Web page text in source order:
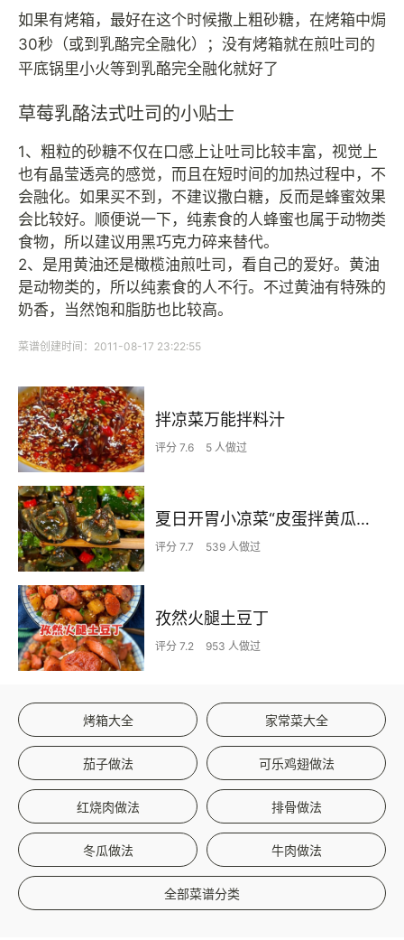
如果有烤箱，最好在这个时候撒上粗砂糖，在烤箱中焗
30秒（或到乳酪完全融化）；没有烤箱就在煎吐司的
平底锅里小火等到乳酪完全融化就好了
草莓乳酪法式吐司的小贴士
1、粗粒的砂糖不仅在口感上让吐司比较丰富，视觉上
也有晶莹透亮的感觉，而且在短时间的加热过程中，不
会融化。如果买不到，不建议撒白糖，反而是蜂蜜效果
会比较好。顺便说一下，纯素食的人蜂蜜也属于动物类
食物，所以建议用黑巧克力碎来替代。
2、是用黄油还是橄榄油煎吐司，看自己的爱好。黄油
是动物类的，所以纯素食的人不行。不过黄油有特殊的
奶香，当然饱和脂肪也比较高。
菜谱创建时间：2011-08-17 23:22:55
拌凉菜万能拌料汁
评分 7.6 5 人做过
夏日开胃小凉菜“皮蛋拌黄瓜🥒”开胃减脂
评分 7.7 539 人做过
孜然火腿土豆丁
评分 7.2 953 人做过
烤箱大全 家常菜大全
茄子做法 可乐鸡翅做法
红烧肉做法 排骨做法
冬瓜做法 牛肉做法
全部菜谱分类